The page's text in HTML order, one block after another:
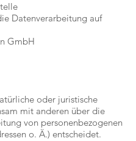
Datenverarbeitung auf
GmbH
oder juristische
mit anderen über die
von personenbezogenen
o. Ä.) entscheidet.